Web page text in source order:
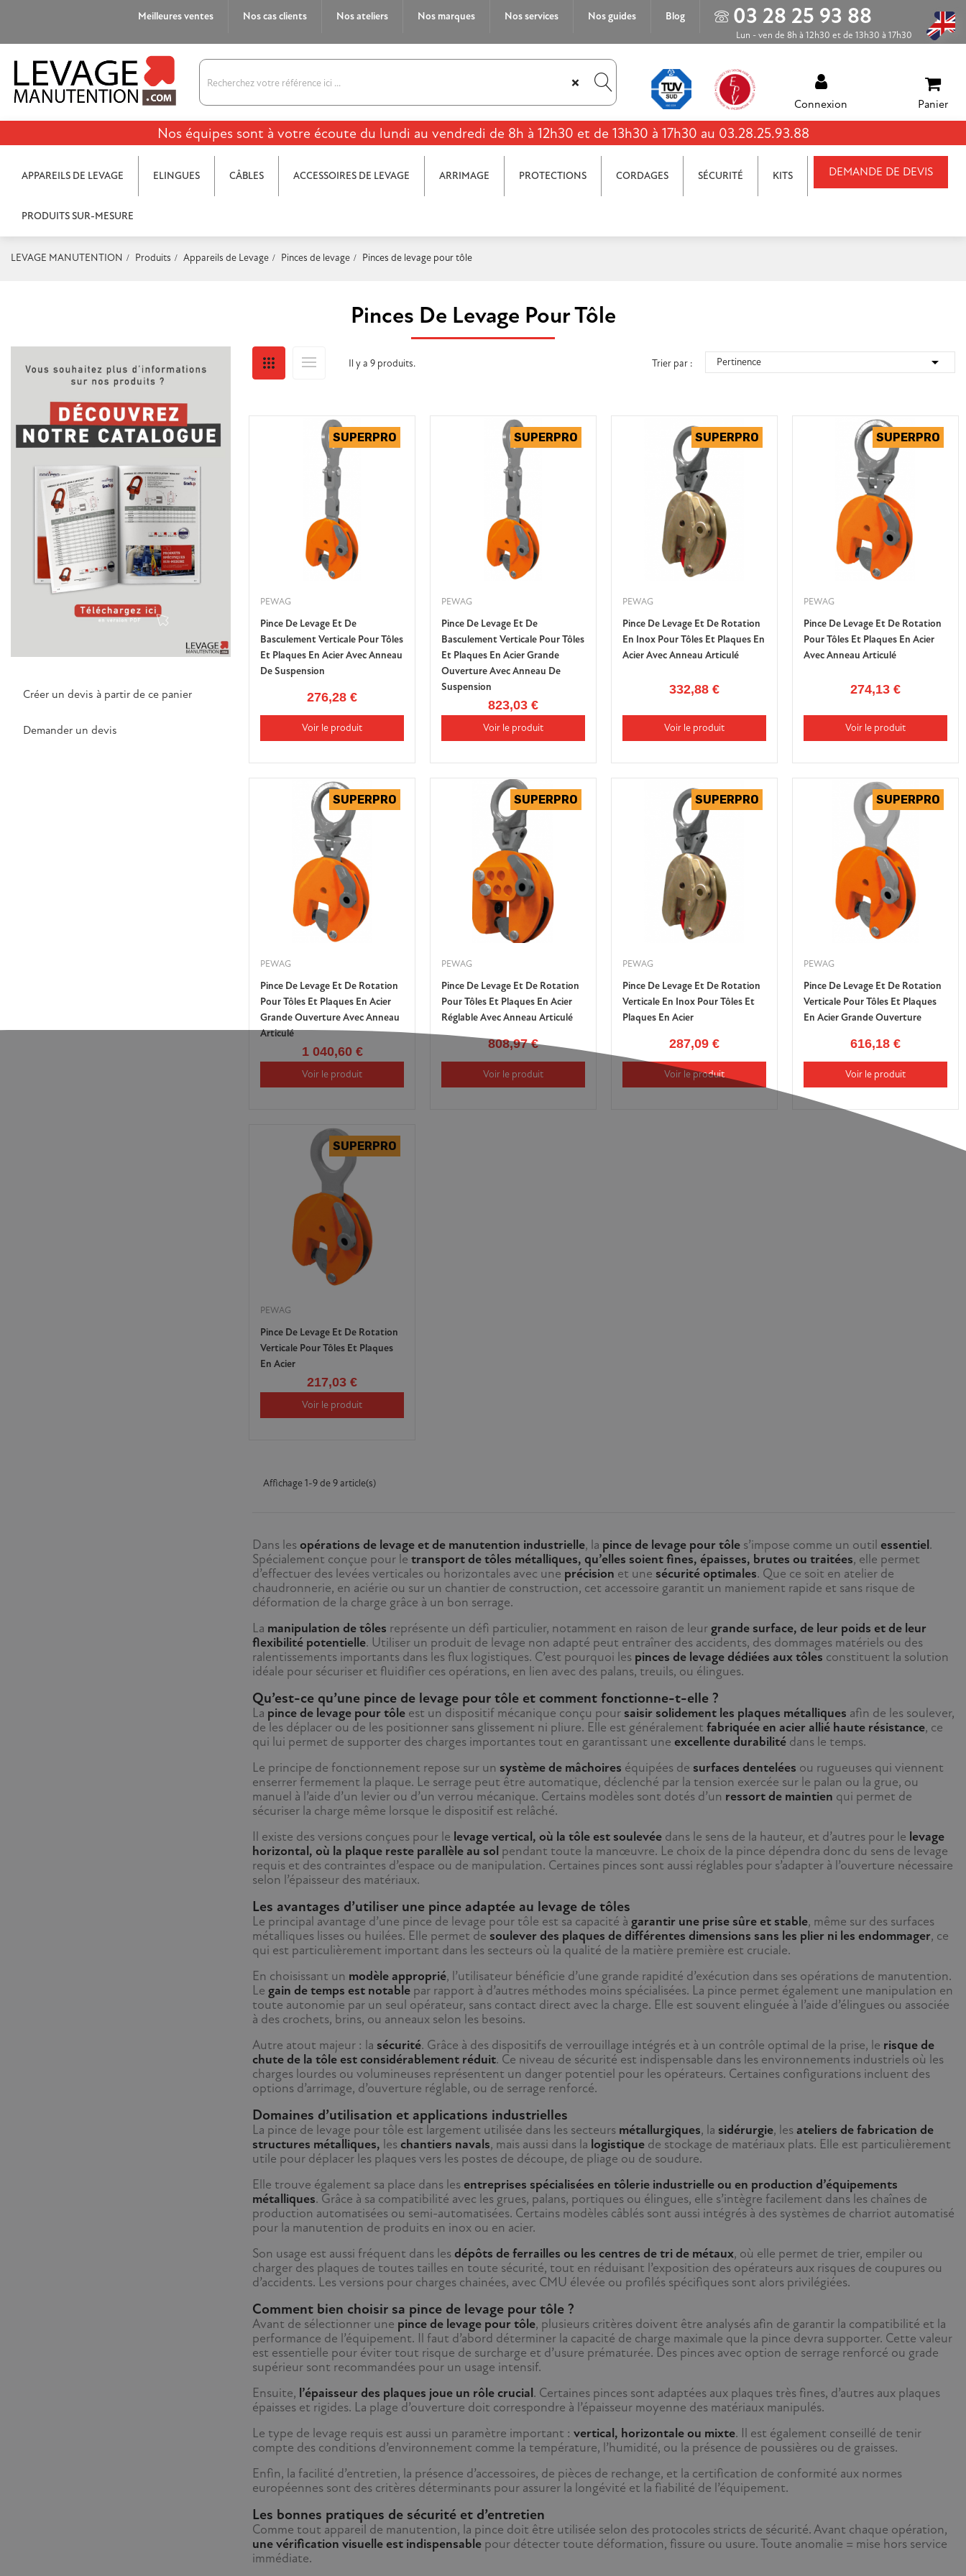
Meilleures ventes Nos cas clients Nos ateliers Nos marques Nos services Nos guides Blog 03 28 25 93 88
Lun - ven de 8h à 12h30 et de 13h30 à 17h30
×
Connexion Panier
Nos équipes sont à votre écoute du lundi au vendredi de 8h à 12h30 et de 13h30 à 17h30 au 03.28.25.93.88
DEMANDE DE DEVIS
APPAREILS DE LEVAGE ELINGUES CÂBLES ACCESSOIRES DE LEVAGE ARRIMAGE PROTECTIONS CORDAGES SÉCURITÉ KITS
PRODUITS SUR-MESURE
LEVAGE MANUTENTION Produits Appareils de Levage Pinces de levage Pinces de levage pour tôle
Pinces De Levage Pour Tôle
Créer un devis à partir de ce panier
Demander un devis
Il y a 9 produits. Trier par : Pertinence 
PEWAG
Pince De Levage Et De
Basculement Verticale Pour Tôles
Et Plaques En Acier Avec Anneau
De Suspension
276,28 €
Voir le produit
PEWAG
Pince De Levage Et De
Basculement Verticale Pour Tôles
Et Plaques En Acier Grande
Ouverture Avec Anneau De
Suspension
823,03 €
Voir le produit
PEWAG
Pince De Levage Et De Rotation
En Inox Pour Tôles Et Plaques En
Acier Avec Anneau Articulé
332,88 €
Voir le produit
PEWAG
Pince De Levage Et De Rotation
Pour Tôles Et Plaques En Acier
Avec Anneau Articulé
274,13 €
Voir le produit
PEWAG
Pince De Levage Et De Rotation
Pour Tôles Et Plaques En Acier
Grande Ouverture Avec Anneau
Articulé
1 040,60 €
Voir le produit
PEWAG
Pince De Levage Et De Rotation
Pour Tôles Et Plaques En Acier
Réglable Avec Anneau Articulé
808,97 €
Voir le produit
PEWAG
Pince De Levage Et De Rotation
Verticale En Inox Pour Tôles Et
Plaques En Acier
287,09 €
Voir le produit
PEWAG
Pince De Levage Et De Rotation
Verticale Pour Tôles Et Plaques
En Acier Grande Ouverture
616,18 €
Voir le produit
PEWAG
Pince De Levage Et De Rotation
Verticale Pour Tôles Et Plaques
En Acier
217,03 €
Voir le produit
Affichage 1-9 de 9 article(s)
Dans les opérations de levage et de manutention industrielle, la pince de levage pour tôle s’impose comme un outil essentiel.
Spécialement conçue pour le transport de tôles métalliques, qu’elles soient fines, épaisses, brutes ou traitées, elle permet
d’effectuer des levées verticales ou horizontales avec une précision et une sécurité optimales. Que ce soit en atelier de
chaudronnerie, en aciérie ou sur un chantier de construction, cet accessoire garantit un maniement rapide et sans risque de
déformation de la charge grâce à un bon serrage.
La manipulation de tôles représente un défi particulier, notamment en raison de leur grande surface, de leur poids et de leur
flexibilité potentielle. Utiliser un produit de levage non adapté peut entraîner des accidents, des dommages matériels ou des
ralentissements importants dans les flux logistiques. C’est pourquoi les pinces de levage dédiées aux tôles constituent la solution
idéale pour sécuriser et fluidifier ces opérations, en lien avec des palans, treuils, ou élingues.
Qu’est-ce qu’une pince de levage pour tôle et comment fonctionne-t-elle ?
La pince de levage pour tôle est un dispositif mécanique conçu pour saisir solidement les plaques métalliques afin de les soulever,
de les déplacer ou de les positionner sans glissement ni pliure. Elle est généralement fabriquée en acier allié haute résistance, ce
qui lui permet de supporter des charges importantes tout en garantissant une excellente durabilité dans le temps.
Le principe de fonctionnement repose sur un système de mâchoires équipées de surfaces dentelées ou rugueuses qui viennent
enserrer fermement la plaque. Le serrage peut être automatique, déclenché par la tension exercée sur le palan ou la grue, ou
manuel à l’aide d’un levier ou d’un verrou mécanique. Certains modèles sont dotés d’un ressort de maintien qui permet de
sécuriser la charge même lorsque le dispositif est relâché.
Il existe des versions conçues pour le levage vertical, où la tôle est soulevée dans le sens de la hauteur, et d’autres pour le levage
horizontal, où la plaque reste parallèle au sol pendant toute la manœuvre. Le choix de la pince dépendra donc du sens de levage
requis et des contraintes d’espace ou de manipulation. Certaines pinces sont aussi réglables pour s’adapter à l’ouverture nécessaire
selon l’épaisseur des matériaux.
Les avantages d’utiliser une pince adaptée au levage de tôles
Le principal avantage d’une pince de levage pour tôle est sa capacité à garantir une prise sûre et stable, même sur des surfaces
métalliques lisses ou huilées. Elle permet de soulever des plaques de différentes dimensions sans les plier ni les endommager, ce
qui est particulièrement important dans les secteurs où la qualité de la matière première est cruciale.
En choisissant un modèle approprié, l’utilisateur bénéficie d’une grande rapidité d’exécution dans ses opérations de manutention.
Le gain de temps est notable par rapport à d’autres méthodes moins spécialisées. La pince permet également une manipulation en
toute autonomie par un seul opérateur, sans contact direct avec la charge. Elle est souvent elinguée à l’aide d’élingues ou associée
à des crochets, brins, ou anneaux selon les besoins.
Autre atout majeur : la sécurité. Grâce à des dispositifs de verrouillage intégrés et à un contrôle optimal de la prise, le risque de
chute de la tôle est considérablement réduit. Ce niveau de sécurité est indispensable dans les environnements industriels où les
charges lourdes ou volumineuses représentent un danger potentiel pour les opérateurs. Certaines configurations incluent des
options d’arrimage, d’ouverture réglable, ou de serrage renforcé.
Domaines d’utilisation et applications industrielles
La pince de levage pour tôle est largement utilisée dans les secteurs métallurgiques, la sidérurgie, lesateliers de fabrication de
structures métalliques, les chantiers navals, mais aussi dans la logistique de stockage de matériaux plats. Elle est particulièrement
utile pour déplacer les plaques vers les postes de découpe, de pliage ou de soudure.
Elle trouve également sa place dans lesentreprises spécialisées en tôlerie industrielle ou en production d’équipements
métalliques. Grâce à sa compatibilité avec les grues, palans, portiques ou élingues, elle s’intègre facilement dans les chaînes de
production automatisées ou semi-automatisées. Certains modèles câblés sont aussi intégrés à des systèmes de charriot automatisé
pour la manutention de produits en inox ou en acier.
Son usage est aussi fréquent dans lesdépôts de ferrailles ou les centres de tri de métaux, où elle permet de trier, empiler ou
charger des plaques de toutes tailles en toute sécurité, tout en réduisant l’exposition des opérateurs aux risques de coupures ou
d’accidents. Les versions pour charges chainées, avec CMU élevée ou profilés spécifiques sont alors privilégiées.
Comment bien choisir sa pince de levage pour tôle ?
Avant de sélectionner une pince de levage pour tôle, plusieurs critères doivent être analysés afin de garantir la compatibilité et la
performance de l’équipement. Il faut d’abord déterminer la capacité de charge maximale que la pince devra supporter. Cette valeur
est essentielle pour éviter tout risque de surcharge et d’usure prématurée. Des pinces avec option de serrage renforcé ou grade
supérieur sont recommandées pour un usage intensif.
Ensuite, l’épaisseur des plaques joue un rôle crucial. Certaines pinces sont adaptées aux plaques très fines, d’autres aux plaques
épaisses et rigides. La plage d’ouverture doit correspondre à l’épaisseur moyenne des matériaux manipulés.
Le type de levage requis est aussi un paramètre important : vertical, horizontale ou mixte. Il est également conseillé de tenir
compte des conditions d’environnement comme la température, l’humidité, ou la présence de poussières ou de graisses.
Enfin, la facilité d’entretien, la présence d’accessoires, de pièces de rechange, et la certification de conformité aux normes
européennes sont des critères déterminants pour assurer la longévité et la fiabilité de l’équipement.
Les bonnes pratiques de sécurité et d’entretien
Comme tout appareil de manutention, la pince doit être utilisée selon des protocoles stricts de sécurité. Avant chaque opération,
une vérification visuelle est indispensable pour détecter toute déformation, fissure ou usure. Toute anomalie = mise hors service
immédiate.